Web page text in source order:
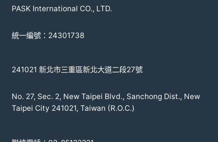
PASK International CO., LTD.
統一編號：24301738
241021 新北市三重區新北大道二段27號
No. 27, Sec. 2, New Taipei Blvd., Sanchong Dist., New
Taipei City 241021, Taiwan (R.O.C.)